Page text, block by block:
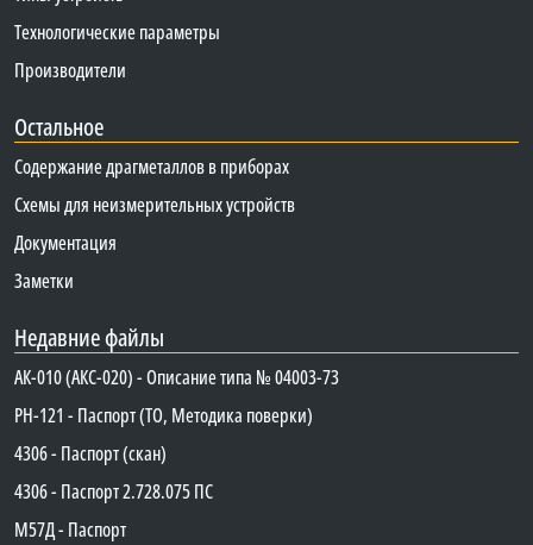
Технологические параметры
Производители
Остальное
Содержание драгметаллов в приборах
Схемы для неизмерительных устройств
Документация
Заметки
Недавние файлы
АК-010 (АКС-020) - Описание типа № 04003-73
PH-121 - Паспорт (ТО, Методика поверки)
4306 - Паспорт (скан)
4306 - Паспорт 2.728.075 ПС
М57Д - Паспорт